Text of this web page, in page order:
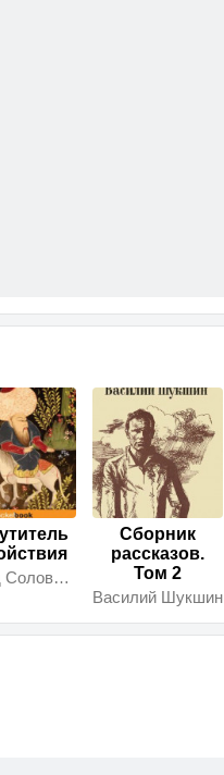
Леонид Соловьёв
Сборник
рассказов.
Том 2
Василий Шукшин